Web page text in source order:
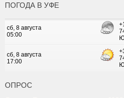
ПОГОДА В УФЕ
ОПРОС